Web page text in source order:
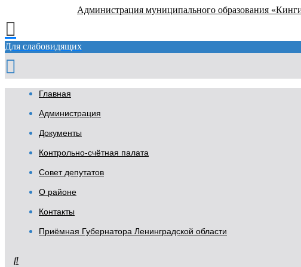
Администрация муниципального образования
Для слабовидящих
Главная
Администрация
Документы
Контрольно-счётная палата
Совет депутатов
О районе
Контакты
Приёмная Губернатора Ленинградской области